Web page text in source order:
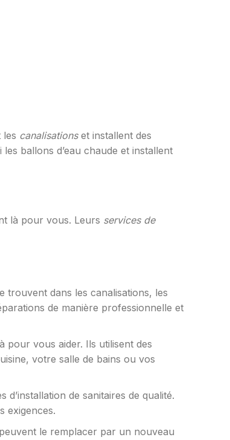
les canalisationset installent des
ballons d’eau chaude et installent
là pour vous. Leurs services de
trouvent dans les canalisations, les
de manière professionnelle et
vous aider. Ils utilisent des
votre salle de bains ou vos
de sanitaires de qualité.
exigences.
le remplacer par un nouveau